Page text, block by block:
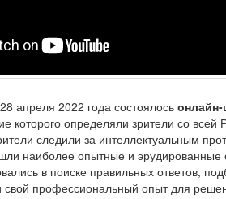
апреля 2022 года состоялось
которого определяли зрители со
следили за интеллектуальным
наиболее опытные и
в поиске правильных ответов,
свой профессиональный опыт для